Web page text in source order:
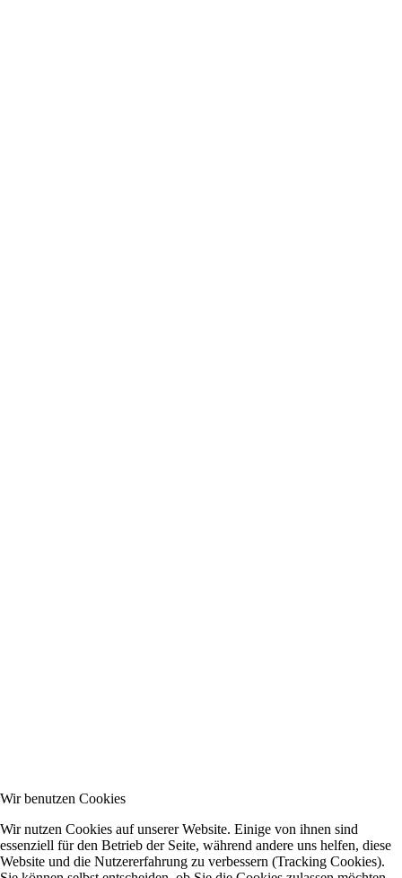
Wir benutzen Cookies
Wir nutzen Cookies auf unserer Website. Einige von ihnen sind
essenziell für den Betrieb der Seite, während andere uns helfen, diese
Website und die Nutzererfahrung zu verbessern (Tracking Cookies).